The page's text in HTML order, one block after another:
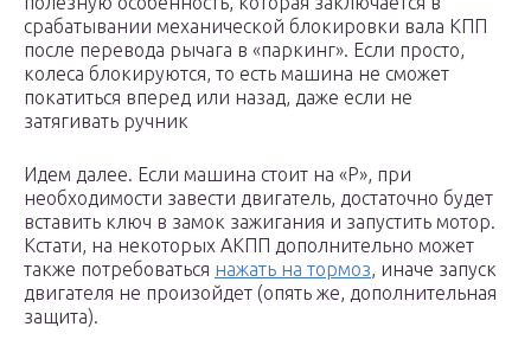
срабатывании механической блокировки вала КПП
после перевода рычага в «паркинг». Если просто,
колеса блокируются, то есть машина не сможет
покатиться вперед или назад, даже если не
затягивать ручник
Идем далее. Если машина стоит на «Р», при
необходимости завести двигатель, достаточно будет
вставить ключ в замок зажигания и запустить мотор.
Кстати, на некоторых АКПП дополнительно может
также потребоваться нажать на тормоз, иначе запуск
двигателя не произойдет (опять же, дополнительная
защита).